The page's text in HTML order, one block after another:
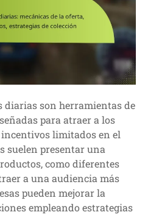
diarias son herramientas de
para atraer a los
limitados en el
suelen presentar una
como diferentes
a una audiencia más
pueden mejorar la
empleando estrategias